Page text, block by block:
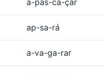
a-pas-ca-çar
ap-sa-rá
a-va-ga-rar